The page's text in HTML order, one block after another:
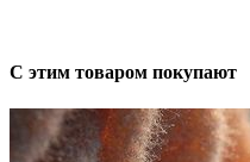
С этим товаром покупают